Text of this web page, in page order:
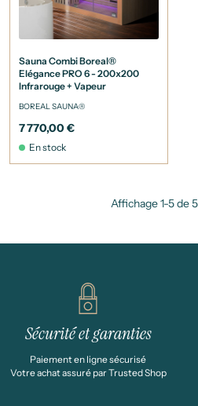
Sauna Combi Boreal®
Elégance PRO 6 - 200x200
Infrarouge + Vapeur
BOREAL SAUNA®
7 770,00 €
En stock
Affichage 1-5 de
Sécurité et garanties
Paiement en ligne sécurisé
Votre achat assuré par Trusted Shop